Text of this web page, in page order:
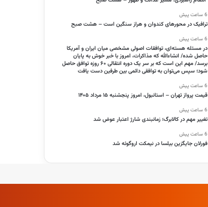
6 ساعت پیش
ترافیک در محورهای کندوان و هراز سنگین است – هشت صبح
6 ساعت پیش
در مسئله هسته‌ای، توافقات اصولی مشخصی میان ایران و آمریکا
حاصل شده/ انشاءالله که مذاکرات، امروز با خبر خوش به پایان
برسد/ مهم این است که بر سر یک دوره انتقالی ۶۰ روزه توافق حاصل
شود؛ سپس می‌توان به توافقی دائمی بین طرفین دست یافت
6 ساعت پیش
قیمت پرواز تهران – استانبول، امروز پنجشنبه ۱۵ مرداد ۱۴۰۵
6 ساعت پیش
تغییر مهم در کالابرگ؛ زمانبندی‌ شارژ اعتبار عوض شد
6 ساعت پیش
فورلان جایگزین بیلسا در نیمکت اروگوئه شد